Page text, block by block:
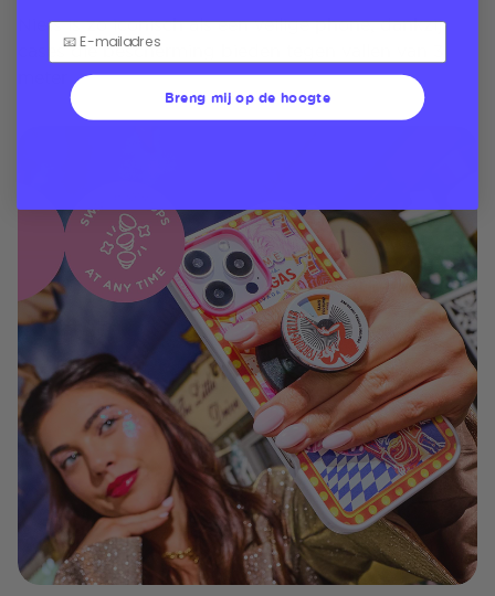
Niets is zo iconisch als een veilige phone, dankzij
cases die bescherming bieden tegen vallen van 3
Breng mij op de hoogte